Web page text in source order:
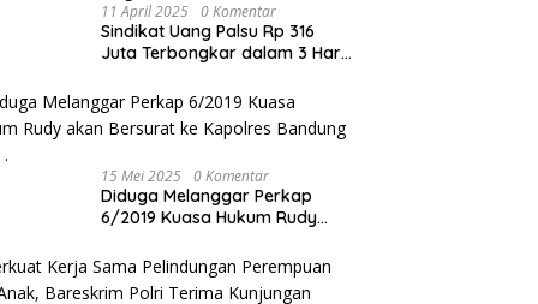
11 April 2025 0 Komentar
Sindikat Uang Palsu Rp 316
Juta Terbongkar dalam 3 Hari,
15 Mei 2025 0 Komentar
Diduga Melanggar Perkap
6/2019 Kuasa Hukum Rudy
Bandung Kota .